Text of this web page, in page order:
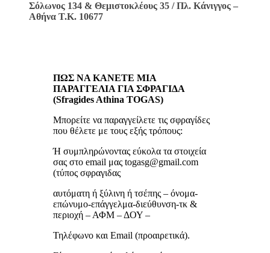
Σόλωνος 134 & Θεμιστοκλέους 35 / Πλ. Κάνιγγος –
Αθήνα Τ.Κ. 10677
ΠΩΣ ΝΑ ΚΑΝΕΤΕ ΜΙΑ
ΠΑΡΑΓΓΕΛΙΑ ΓΙΑ ΣΦΡΑΓΙΔΑ
(Sfragides Athina TOGAS)
Μπορείτε να παραγγείλετε τις σφραγίδες
που θέλετε με τους εξής τρόπους:
Ή συμπληρώνοντας εύκολα τα στοιχεία
σας στο email μας togasg@gmail.com
(τύπος σφραγιδας
αυτόματη ή ξύλινη ή τσέπης – όνομα-
επώνυμο-επάγγελμα-διεύθυνση-τκ &
περιοχή – ΑΦΜ – ΔΟΥ –
Τηλέφωνο και Email (προαιρετικά).